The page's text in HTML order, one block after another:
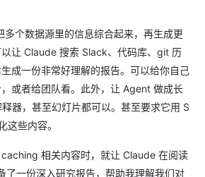
个数据源里的信息综合起来，再生成更
让 Claude 搜索 Slack、代码库、git 历
成一份非常好理解的报告。可以给你自己
或者给团队看。此外，让 Agent 做成长
器，甚至幻灯片都可以。甚至要求它用 S
这些内容。
相关内容时，就让 Claude 在阅读
了一份深入研究报告，帮助我理解我们对